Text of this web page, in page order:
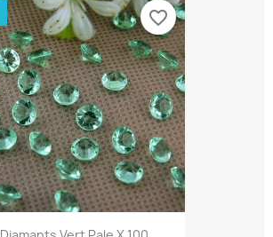
favorite_border